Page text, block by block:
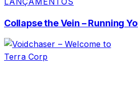
Collapse the Vein – Running